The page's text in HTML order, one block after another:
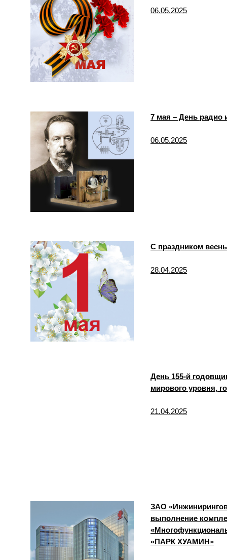
ЗАО
выполнение
«ПАРК ХУАМИН»
День 155-й
мирового уровня,
21.04.2025
С праздником
28.04.2025
7 мая – День радио
06.05.2025
06.05.2025